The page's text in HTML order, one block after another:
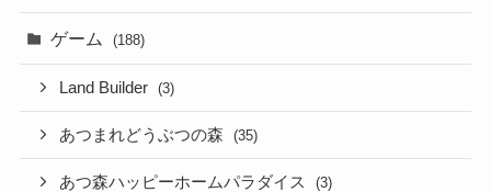
ゲーム (188)
Land Builder (3)
あつまれどうぶつの森 (35)
あつ森ハッピーホームパラダイス (3)